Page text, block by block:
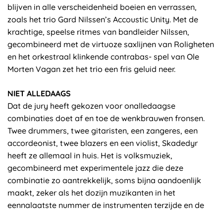
blijven in alle verscheidenheid boeien en verrassen,
zoals het trio Gard Nilssen’s Accoustic Unity. Met de
krachtige, speelse ritmes van bandleider Nilssen,
gecombineerd met de virtuoze saxlijnen van Roligheten
en het orkestraal klinkende contrabas- spel van Ole
Morten Vagan zet het trio een fris geluid neer.
NIET ALLEDAAGS
Dat de jury heeft gekozen voor onalledaagse
combinaties doet af en toe de wenkbrauwen fronsen.
Twee drummers, twee gitaristen, een zangeres, een
accordeonist, twee blazers en een violist, Skadedyr
heeft ze allemaal in huis. Het is volksmuziek,
gecombineerd met experimentele jazz die deze
combinatie zo aantrekkelijk, soms bijna aandoenlijk
maakt, zeker als het dozijn muzikanten in het
eennalaatste nummer de instrumenten terzijde en de